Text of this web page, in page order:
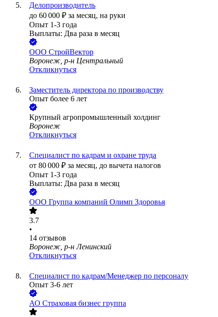
Делопроизводитель
до 60 000 ₽ за месяц, на руки
Опыт 1-3 года
Выплаты: Два раза в месяц
ООО СтройВектор
Воронеж, р-н Центральный
Откликнуться
Заместитель директора по производству
Опыт более 6 лет
Крупный агропромышленный холдинг
Воронеж
Откликнуться
Специалист по кадрам и охране труда
от 80 000 ₽ за месяц, до вычета налогов
Опыт 1-3 года
Выплаты: Два раза в месяц
ООО Группа компаний Олимп Здоровья
3.7
•
14 отзывов
Воронеж, р-н Ленинский
Откликнуться
Специалист по кадрам/Менеджер по персоналу
Опыт 3-6 лет
АО Страховая бизнес группа